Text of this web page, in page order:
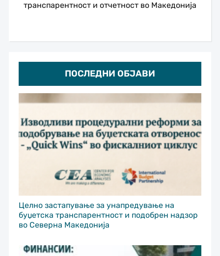
ПОСЛЕДНИ ОБЈАВИ
Целно застапување за унапредување на
буџетска транспарентност и подобрен надзор
во Северна Македонија
транспарентност и отчетност во Македонија